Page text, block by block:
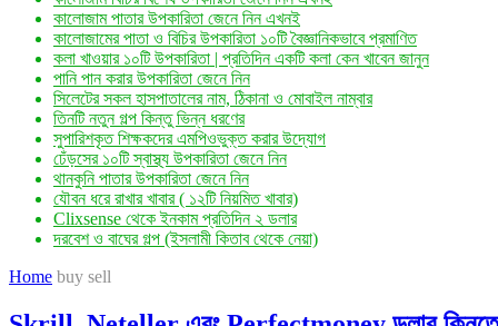
কালোজাম পাতার উপকারিতা জেনে নিন এখনই
কালোজামের পাতা ও বিচির উপকারিতা ১০টি বৈজ্ঞানিকভাবে প্রমাণিত
কলা খাওয়ার ১০টি উপকারিতা | প্রতিদিন একটি কলা কেন খাবেন জানুন
পানি পান করার উপকারিতা জেনে নিন
সিলেটের সকল হাসপাতালের নাম, ঠিকানা ও মোবাইল নাম্বার
তিনটি নতুন গল্প কিন্তু ভিন্ন ধরণের
সুপারিশকৃত শিক্ষকদের এমপিওভুক্ত করার উদ্যোগ
ঢেঁড়সের ১০টি স্বাস্থ্য উপকারিতা জেনে নিন
থানকুনি পাতার উপকারিতা জেনে নিন
যৌবন ধরে রাখার খাবার ( ১২টি নিয়মিত খাবার)
Clixsense থেকে ইনকাম প্রতিদিন ২ ডলার
দরবেশ ও বাঘের গল্প (ইসলামী কিতাব থেকে নেয়া)
Home buy sell